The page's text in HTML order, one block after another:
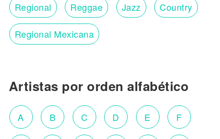
Regional Reggae Jazz Country
Regional Mexicana
Artistas por orden alfabético
A B C D E F